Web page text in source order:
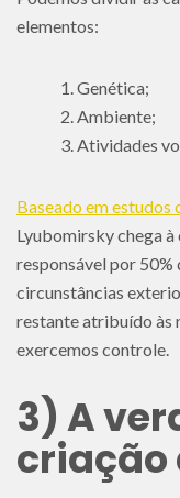
elementos:
Genética;
Ambiente;
Atividades
Baseado em estudos
Lyubomirsky chega à
responsável por 50%
circunstâncias
restante atribuído às
exercemos controle.
3) A
criação